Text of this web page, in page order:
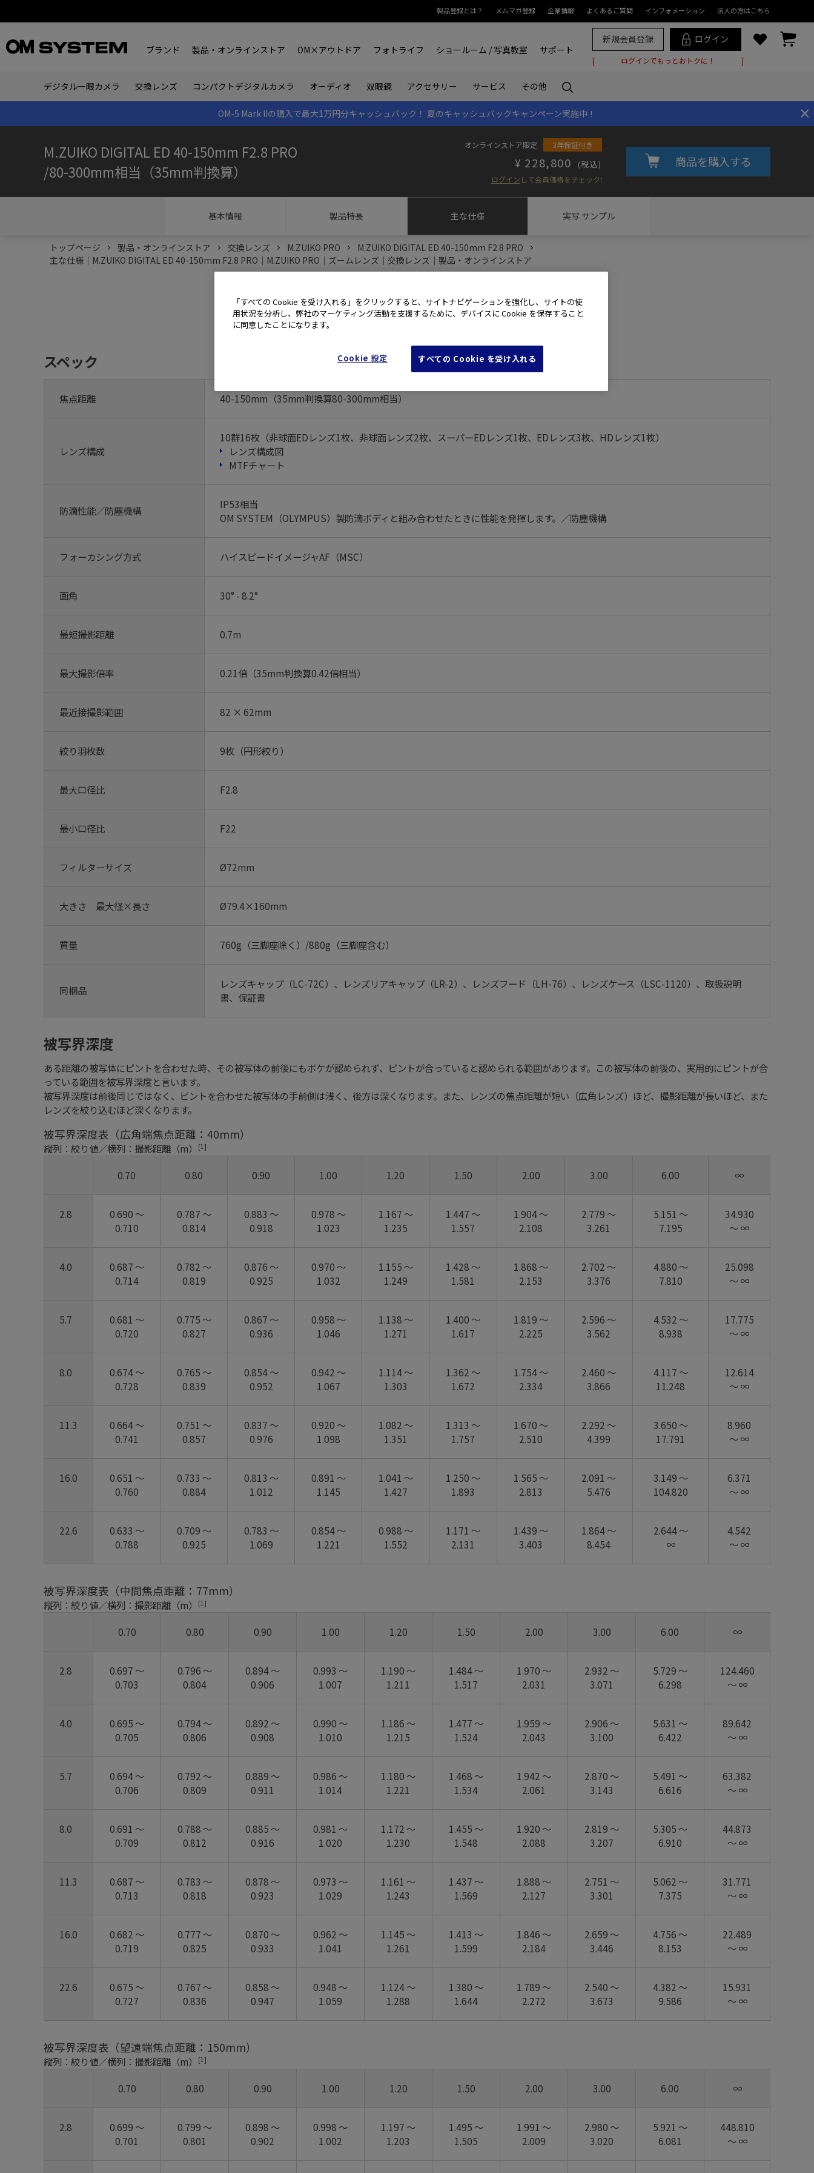
製品登録とは？ メルマガ登録 企業情報 よくあるご質問 インフォメーション 法人の方はこちら
ブランド 製品・オンラインストア OM×アウトドア フォトライフ ショールーム / 写真教室 サポート
新規会員登録 ログイン
ログインでもっとおトクに！
デジタル一眼カメラ 交換レンズ コンパクトデジタルカメラ オーディオ 双眼鏡 アクセサリー サービス その他
×
OM-5 Mark IIの購入で最大1万円分キャッシュバック！ 夏のキャッシュバックキャンペーン実施中！
M.ZUIKO DIGITAL ED 40-150mm F2.8 PRO
/80-300mm相当（35mm判換算）
オンラインストア限定 3年保証付き
228,800 (税込)
ログイン して会員価格をチェック!
商品を購入する
基本情報 製品特長 主な仕様 実写 サンプル
トップページ 製品・オンラインストア 交換レンズ M.ZUIKO PRO
M.ZUIKO DIGITAL ED 40-150mm F2.8 PRO
主な仕様｜M.ZUIKO DIGITAL ED 40-150mm F2.8 PRO｜M.ZUIKO PRO｜ズームレンズ｜交換レンズ｜製品・オンラインストア
主な仕様
スペック
焦点距離 40-150mm（35mm判換算80-300mm相当）
レンズ構成
10群16枚（非球面EDレンズ1枚、非球面レンズ2枚、スーパーEDレンズ1枚、EDレンズ3枚、HDレンズ1枚）
レンズ構成図
MTFチャート
防滴性能／防塵機構
IP53相当
OM SYSTEM（OLYMPUS）製防滴ボディと組み合わせたときに性能を発揮します。／防塵機構
フォーカシング方式 ハイスピードイメージャAF（MSC）
画角 30° - 8.2°
最短撮影距離 0.7m
最大撮影倍率 0.21倍（35mm判換算0.42倍相当）
最近接撮影範囲 82 × 62mm
絞り羽枚数 9枚（円形絞り）
最大口径比 F2.8
最小口径比 F22
フィルターサイズ Ø72mm
大きさ 最大径×長さ Ø79.4×160mm
質量 760g（三脚座除く）/880g（三脚座含む）
同梱品
レンズキャップ（LC-72C）、レンズリアキャップ（LR-2）、レンズフード（LH-76）、レンズケース（LSC-1120）、取扱説明
書、保証書
被写界深度
ある距離の被写体にピントを合わせた時、その被写体の前後にもボケが認められず、ピントが合っていると認められる範囲があります。この被写体の前後の、実用的にピントが合
っている範囲を被写界深度と言います。
被写界深度は前後同じではなく、ピントを合わせた被写体の手前側は浅く、後方は深くなります。また、レンズの焦点距離が短い（広角レンズ）ほど、撮影距離が長いほど、また
レンズを絞り込むほど深くなります。
被写界深度表（広角端焦点距離：40mm）
縦列：絞り値／横列：撮影距離（m） [1]
0.70 0.80 0.90 1.00 1.20 1.50 2.00 3.00 6.00 ∞
2.8
0.690 ～
0.710
0.787 ～
0.814
0.883 ～
0.918
0.978 ～
1.023
1.167 ～
1.235
1.447 ～
1.557
1.904 ～
2.108
2.779 ～
3.261
5.151 ～
7.195
34.930
～ ∞
4.0
0.687 ～
0.714
0.782 ～
0.819
0.876 ～
0.925
0.970 ～
1.032
1.155 ～
1.249
1.428 ～
1.581
1.868 ～
2.153
2.702 ～
3.376
4.880 ～
7.810
25.098
～ ∞
5.7
0.681 ～
0.720
0.775 ～
0.827
0.867 ～
0.936
0.958 ～
1.046
1.138 ～
1.271
1.400 ～
1.617
1.819 ～
2.225
2.596 ～
3.562
4.532 ～
8.938
17.775
～ ∞
8.0
0.674 ～
0.728
0.765 ～
0.839
0.854 ～
0.952
0.942 ～
1.067
1.114 ～
1.303
1.362 ～
1.672
1.754 ～
2.334
2.460 ～
3.866
4.117 ～
11.248
12.614
～ ∞
11.3
0.664 ～
0.741
0.751 ～
0.857
0.837 ～
0.976
0.920 ～
1.098
1.082 ～
1.351
1.313 ～
1.757
1.670 ～
2.510
2.292 ～
4.399
3.650 ～
17.791
8.960
～ ∞
16.0
0.651 ～
0.760
0.733 ～
0.884
0.813 ～
1.012
0.891 ～
1.145
1.041 ～
1.427
1.250 ～
1.893
1.565 ～
2.813
2.091 ～
5.476
3.149 ～
104.820
6.371
～ ∞
22.6
0.633 ～
0.788
0.709 ～
0.925
0.783 ～
1.069
0.854 ～
1.221
0.988 ～
1.552
1.171 ～
2.131
1.439 ～
3.403
1.864 ～
8.454
2.644 ～
∞
4.542
～ ∞
被写界深度表（中間焦点距離：77mm）
縦列：絞り値／横列：撮影距離（m） [1]
0.70 0.80 0.90 1.00 1.20 1.50 2.00 3.00 6.00 ∞
2.8
0.697 ～
0.703
0.796 ～
0.804
0.894 ～
0.906
0.993 ～
1.007
1.190 ～
1.211
1.484 ～
1.517
1.970 ～
2.031
2.932 ～
3.071
5.729 ～
6.298
124.460
～ ∞
4.0
0.695 ～
0.705
0.794 ～
0.806
0.892 ～
0.908
0.990 ～
1.010
1.186 ～
1.215
1.477 ～
1.524
1.959 ～
2.043
2.906 ～
3.100
5.631 ～
6.422
89.642
～ ∞
5.7
0.694 ～
0.706
0.792 ～
0.809
0.889 ～
0.911
0.986 ～
1.014
1.180 ～
1.221
1.468 ～
1.534
1.942 ～
2.061
2.870 ～
3.143
5.491 ～
6.616
63.382
～ ∞
8.0
0.691 ～
0.709
0.788 ～
0.812
0.885 ～
0.916
0.981 ～
1.020
1.172 ～
1.230
1.455 ～
1.548
1.920 ～
2.088
2.819 ～
3.207
5.305 ～
6.910
44.873
～ ∞
11.3
0.687 ～
0.713
0.783 ～
0.818
0.878 ～
0.923
0.973 ～
1.029
1.161 ～
1.243
1.437 ～
1.569
1.888 ～
2.127
2.751 ～
3.301
5.062 ～
7.375
31.771
～ ∞
16.0
0.682 ～
0.719
0.777 ～
0.825
0.870 ～
0.933
0.962 ～
1.041
1.145 ～
1.261
1.413 ～
1.599
1.846 ～
2.184
2.659 ～
3.446
4.756 ～
8.153
22.489
～ ∞
22.6
0.675 ～
0.727
0.767 ～
0.836
0.858 ～
0.947
0.948 ～
1.059
1.124 ～
1.288
1.380 ～
1.644
1.789 ～
2.272
2.540 ～
3.673
4.382 ～
9.586
15.931
～ ∞
被写界深度表（望遠端焦点距離：150mm）
縦列：絞り値／横列：撮影距離（m） [1]
0.70 0.80 0.90 1.00 1.20 1.50 2.00 3.00 6.00 ∞
2.8
0.699 ～
0.701
0.799 ～
0.801
0.898 ～
0.902
0.998 ～
1.002
1.197 ～
1.203
1.495 ～
1.505
1.991 ～
2.009
2.980 ～
3.020
5.921 ～
6.081
448.810
～ ∞
「すべての Cookie を受け入れる」をクリックすると、サイトナビゲーションを強化し、サイトの使
用状況を分析し、弊社のマーケティング活動を支援するために、デバイスに Cookie を保存すること
に同意したことになります。
Cookie 設定 すべての Cookie を受け入れる